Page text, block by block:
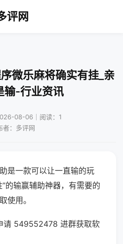
评网
微乐麻将确实有挂_亲
输-行业资讯
08-06｜阅读：1
者：多评网
是一款可以让一直输的玩
的输赢辅助神器，有需要的
使用。
请 549552478 进群获取软